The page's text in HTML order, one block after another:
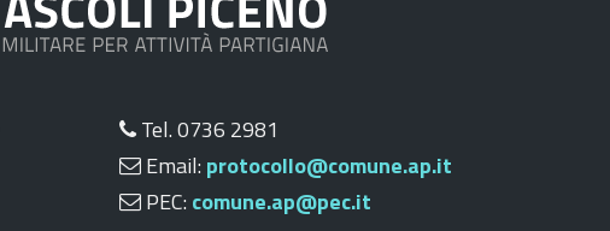
Tel. 0736 2981
Email: protocollo@comune.ap.it
PEC: comune.ap@pec.it